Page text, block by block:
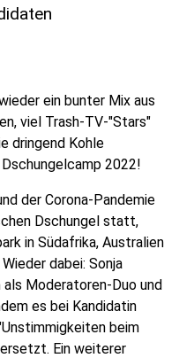
ein bunter Mix aus
viel Trash-TV-"Stars"
dringend Kohle
2022!
der Corona-Pandemie
Dschungel statt,
in Südafrika, Australien
dabei: Sonja
Moderatoren-Duo und
es bei Kandidatin
beim
Ein weiterer